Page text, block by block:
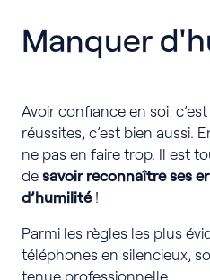
Manquer
Avoir confiance en soi,
réussites, c’est bien aussi.
ne pas en faire trop. Il est
de savoir reconnaître ses
d’humilité!
Parmi les règles les plus
téléphones en silencieux,
tenue professionnelle.